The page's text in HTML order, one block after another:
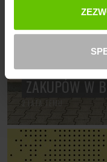
AKTUALNOŚCI W
ODBIÓR
ZAKUPÓW W
2 LATA TEMU